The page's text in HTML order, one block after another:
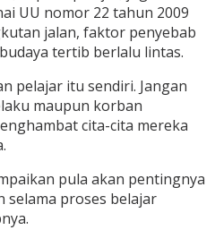
UU nomor 22 tahun 2009
jalan, faktor penyebab
tertib berlalu lintas.
pelajar itu sendiri. Jangan
maupun korban
cita-cita mereka
pula akan pentingnya
proses belajar